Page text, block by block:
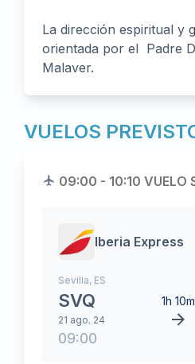
La dirección espiritual y
orientada por el Padre
Malaver.
VUELOS
09:00 - 10:10 VUELO
Iberia Express
Sevilla, ES
SVQ
21 ago. 24
09:00
1h 10m